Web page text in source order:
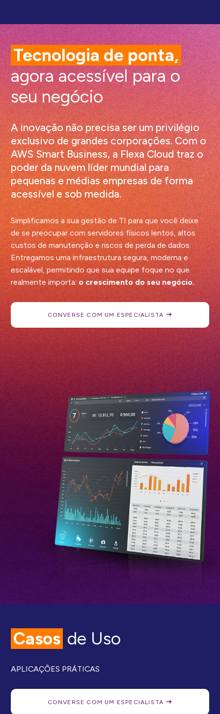
Tecnologia de ponta,
agora acessível para o
seu negócio
A inovação não precisa ser um privilégio
exclusivo de grandes corporações. Com o
AWS Smart Business, a Flexa Cloud traz o
poder da nuvem líder mundial para
pequenas e médias empresas de forma
acessível e sob medida.
Simplificamos a sua gestão de TI para que você deixe
de se preocupar com servidores físicos lentos, altos
custos de manutenção e riscos de perda de dados.
Entregamos uma infraestrutura segura, moderna e
escalável, permitindo que sua equipe foque no que
realmente importa: o crescimento do seu negócio.
CONVERSE COM UM ESPECIALISTA
Casos de Uso
APLICAÇÕES PRÁTICAS
CONVERSE COM UM ESPECIALISTA